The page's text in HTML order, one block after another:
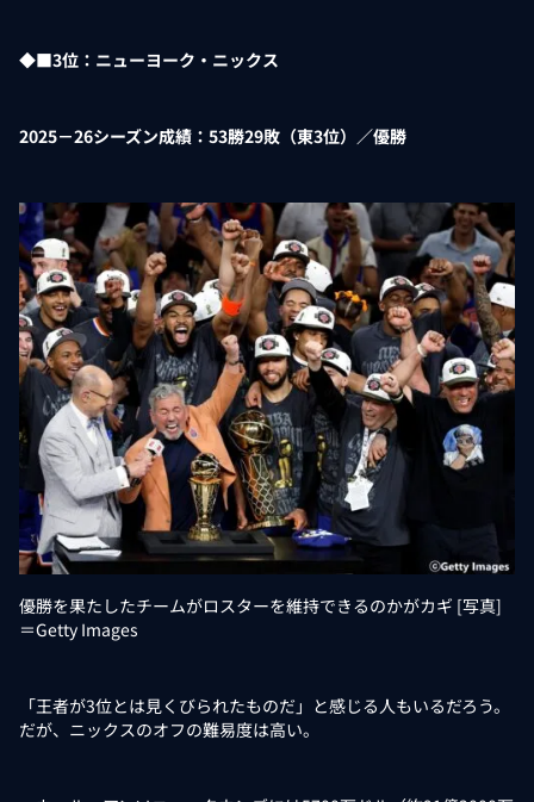
◆■3位：ニューヨーク・ニックス
2025－26シーズン成績：53勝29敗（東3位）／優勝
優勝を果たしたチームがロスターを維持できるのかがカギ [写真]
＝Getty Images
「王者が3位とは見くびられたものだ」と感じる人もいるだろう。
だが、ニックスのオフの難易度は高い。